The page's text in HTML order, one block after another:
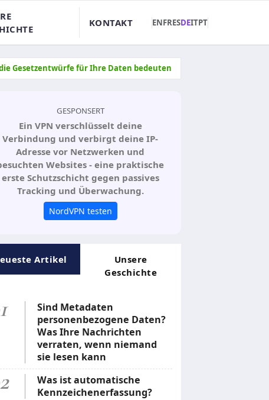
KONTAKT ENFRESDEITPT
Gesetzentwürfe für Ihre Daten bedeuten
GESPONSERT
Ein VPN verschlüsselt deine
Verbindung und verbirgt deine IP-
Adresse vor Netzwerken und
Websites - eine praktische
erste Schutzschicht gegen passives
Tracking und Überwachung.
NordVPN testen
Artikel
Unsere
Geschichte
Sind Metadaten
personenbezogene Daten?
Was Ihre Nachrichten
verraten, wenn niemand
sie lesen kann
Was ist automatische
Kennzeichenerfassung?